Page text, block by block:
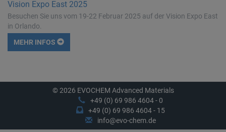
Vision Expo East 2025
Besuchen Sie uns vom 19-22 Februar 2025 auf der Vision Expo East
in Orlando.
MEHR INFOS
© 2026 EVOCHEM Advanced Materials
+49 (0) 69 986 4604 - 0
+49 (0) 69 986 4604 - 15
info@evo-chem.de